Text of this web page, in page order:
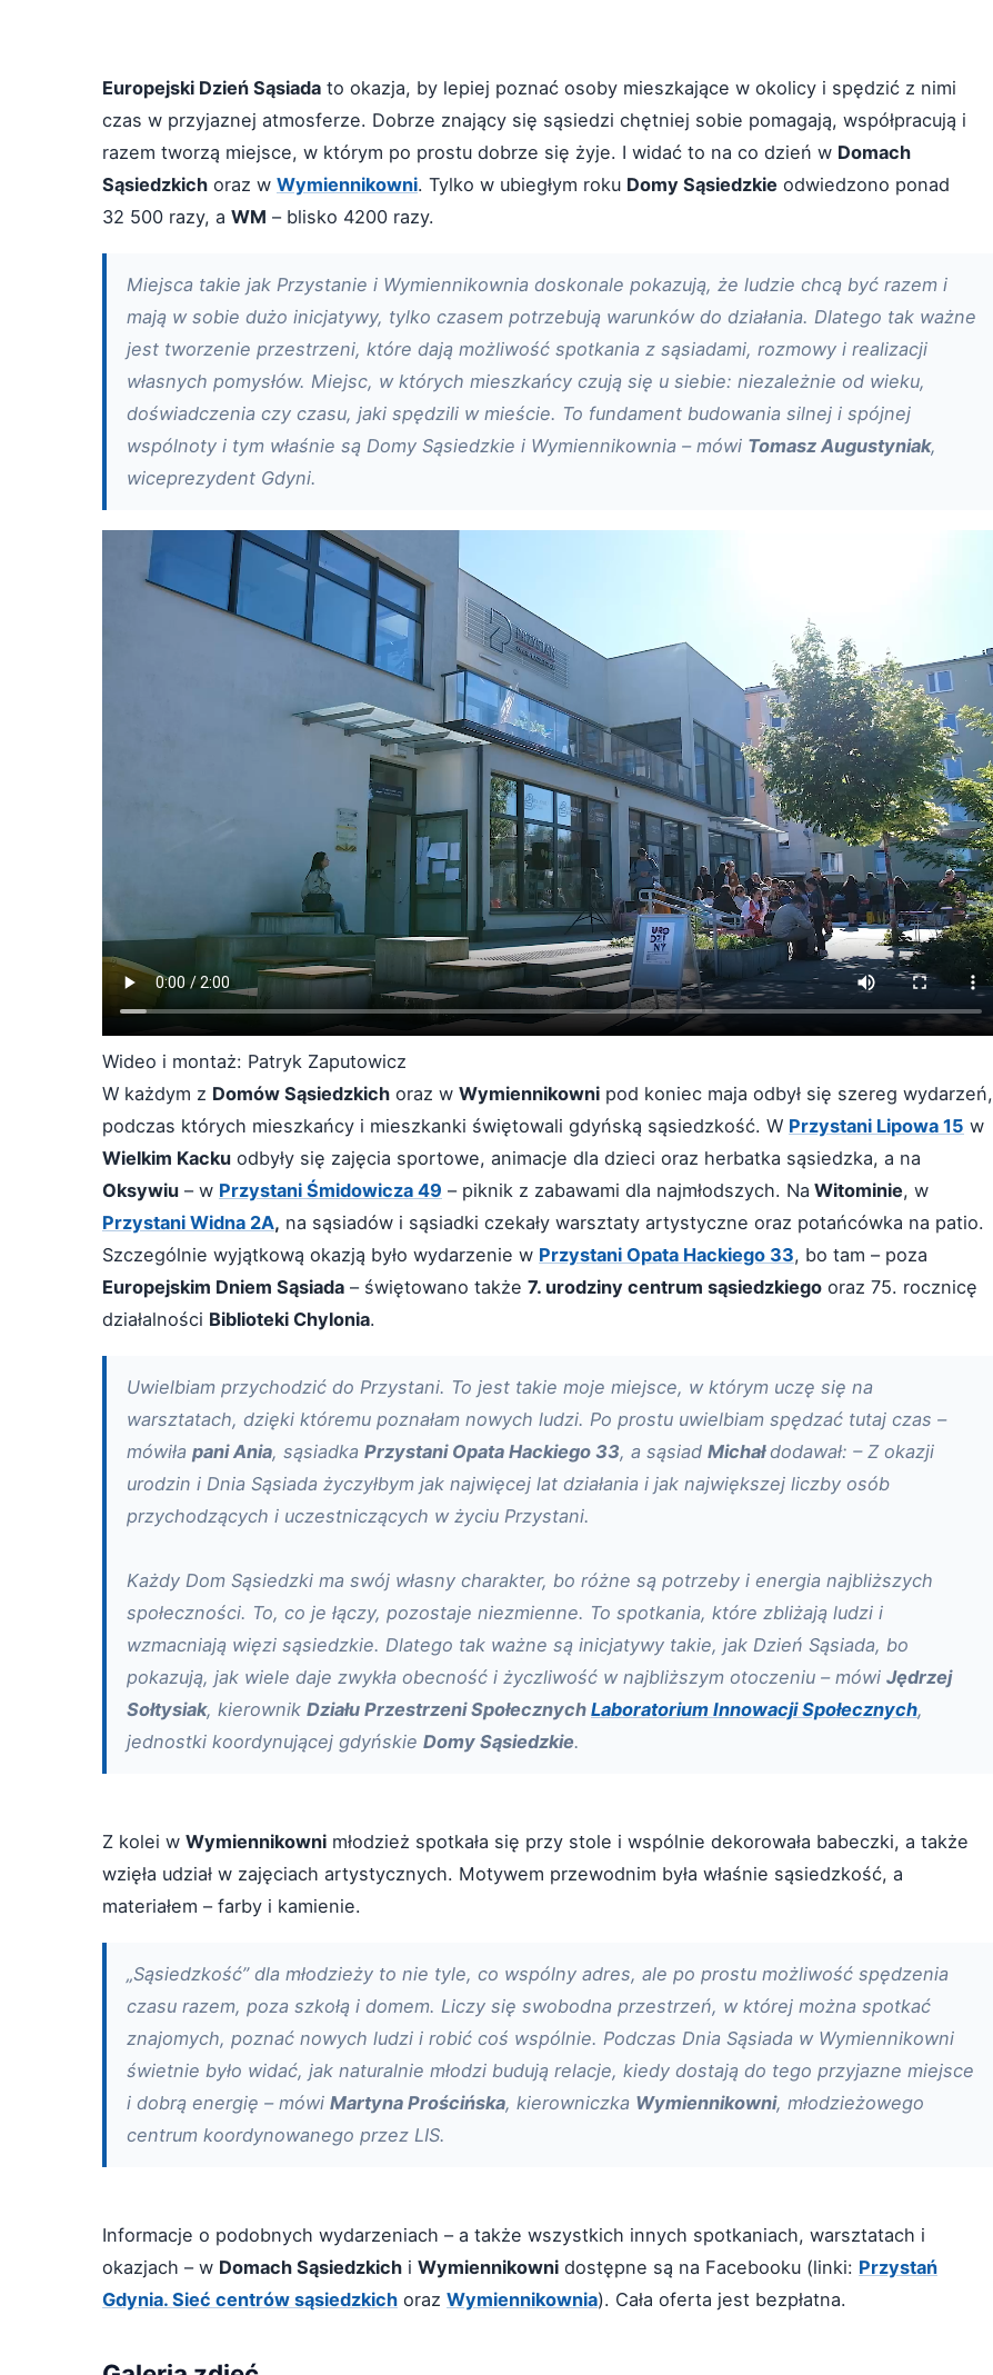
Europejski Dzień Sąsiada to okazja, by lepiej poznać osoby mieszkające w okolicy i spędzić z nimi
czas w przyjaznej atmosferze. Dobrze znający się sąsiedzi chętniej sobie pomagają, współpracują i
razem tworzą miejsce, w którym po prostu dobrze się żyje. I widać to na co dzień w Domach
Sąsiedzkich oraz w Wymiennikowni. Tylko w ubiegłym roku Domy Sąsiedzkie odwiedzono ponad
32 500 razy, a WM – blisko 4200 razy.
Miejsca takie jak Przystanie i Wymiennikownia doskonale pokazują, że ludzie chcą być razem i
mają w sobie dużo inicjatywy, tylko czasem potrzebują warunków do działania. Dlatego tak ważne
jest tworzenie przestrzeni, które dają możliwość spotkania z sąsiadami, rozmowy i realizacji
własnych pomysłów. Miejsc, w których mieszkańcy czują się u siebie: niezależnie od wieku,
doświadczenia czy czasu, jaki spędzili w mieście. To fundament budowania silnej i spójnej
wspólnoty i tym właśnie są Domy Sąsiedzkie i Wymiennikownia – mówi Tomasz Augustyniak,
wiceprezydent Gdyni.
Wideo i montaż: Patryk Zaputowicz
W każdym z Domów Sąsiedzkich oraz w Wymiennikowni pod koniec maja odbył się szereg wydarzeń,
podczas których mieszkańcy i mieszkanki świętowali gdyńską sąsiedzkość. W Przystani Lipowa 15 w
Wielkim Kacku odbyły się zajęcia sportowe, animacje dla dzieci oraz herbatka sąsiedzka, a na
Oksywiu – w Przystani Śmidowicza 49 – piknik z zabawami dla najmłodszych. Na Witominie, w
Przystani Widna 2A, na sąsiadów i sąsiadki czekały warsztaty artystyczne oraz potańcówka na patio.
Szczególnie wyjątkową okazją było wydarzenie w Przystani Opata Hackiego 33, bo tam – poza
Europejskim Dniem Sąsiada – świętowano także 7. urodziny centrum sąsiedzkiego oraz 75. rocznicę
działalności Biblioteki Chylonia.
Uwielbiam przychodzić do Przystani. To jest takie moje miejsce, w którym uczę się na
warsztatach, dzięki któremu poznałam nowych ludzi. Po prostu uwielbiam spędzać tutaj czas –
mówiła pani Ania, sąsiadka Przystani Opata Hackiego 33, a sąsiad Michałdodawał: – Z okazji
urodzin i Dnia Sąsiada życzyłbym jak najwięcej lat działania i jak największej liczby osób
przychodzących i uczestniczących w życiu Przystani.
Każdy Dom Sąsiedzki ma swój własny charakter, bo różne są potrzeby i energia najbliższych
społeczności. To, co je łączy, pozostaje niezmienne. To spotkania, które zbliżają ludzi i
wzmacniają więzi sąsiedzkie. Dlatego tak ważne są inicjatywy takie, jak Dzień Sąsiada, bo
pokazują, jak wiele daje zwykła obecność i życzliwość w najbliższym otoczeniu – mówi Jędrzej
Sołtysiak, kierownik Działu Przestrzeni Społecznych Laboratorium Innowacji Społecznych,
jednostki koordynującej gdyńskie Domy Sąsiedzkie.
Z kolei w Wymiennikowni młodzież spotkała się przy stole i wspólnie dekorowała babeczki, a także
wzięła udział w zajęciach artystycznych. Motywem przewodnim była właśnie sąsiedzkość, a
materiałem – farby i kamienie.
„Sąsiedzkość” dla młodzieży to nie tyle, co wspólny adres, ale po prostu możliwość spędzenia
czasu razem, poza szkołą i domem. Liczy się swobodna przestrzeń, w której można spotkać
znajomych, poznać nowych ludzi i robić coś wspólnie. Podczas Dnia Sąsiada w Wymiennikowni
świetnie było widać, jak naturalnie młodzi budują relacje, kiedy dostają do tego przyjazne miejsce
i dobrą energię – mówi Martyna Prościńska, kierowniczka Wymiennikowni, młodzieżowego
centrum koordynowanego przez LIS.
Informacje o podobnych wydarzeniach – a także wszystkich innych spotkaniach, warsztatach i
okazjach – w Domach Sąsiedzkich i Wymiennikowni dostępne są na Facebooku (linki: Przystań
Gdynia. Sieć centrów sąsiedzkich oraz Wymiennikownia). Cała oferta jest bezpłatna.